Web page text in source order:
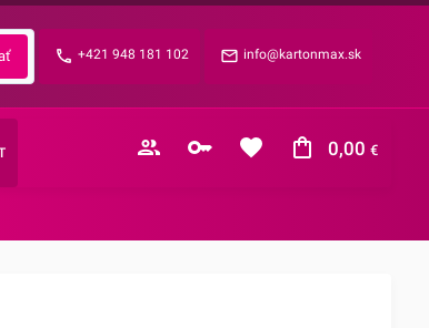
info@kartonmax.sk
+421 948 181 102
0,00€
Zabudnuté heslo?